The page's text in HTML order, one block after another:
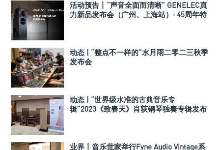
活动预告丨“声音全面而清晰” GENELEC真
力新品发布会（广州、上海站）· 45周年特
动态 | “整点不一样的”水月雨二零二三秋季
发布会
动态 | “世界级水准的古典音乐专
辑”2023《致春天》肖荻钢琴独奏专辑发布
业界丨音乐世家举行Fyne Audio Vintage系